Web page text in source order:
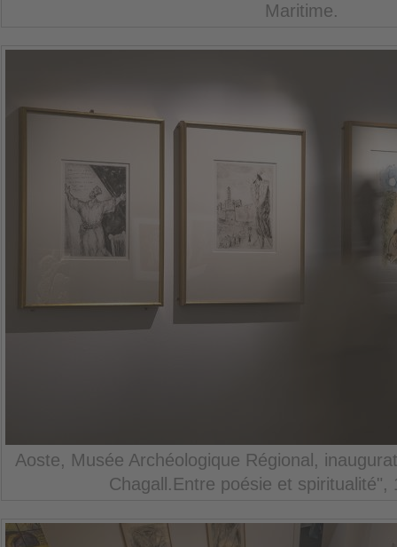
Maritime.
Aoste, Musée Archéologique Régional,
Chagall.Entre poésie et spiritualité",